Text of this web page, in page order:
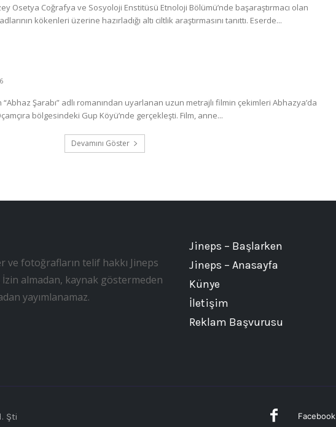
Osetya Coğrafya ve Sosyoloji Enstitüsü Etnoloji Bölümü’nde başaraştırmacı olan
kökenleri üzerine hazırladığı altı ciltlik araştırmasını tanıttı. Eserde...
Şarabı” adlı romanından uyarlanan uzun metrajlı filmin çekimleri Abhazya’da
bölgesindeki Gup Köyü’nde gerçekleşti. Film, anne...
Devamını Göster
ve fotoğrafların telif hakkı Jineps
İzin almadan, kaynak göstermeden
yayımlanamaz.
Jineps – Başlarken
Jineps – Anasayfa
Künye
İletişim
Reklam Başvurusu
Şti Facebook